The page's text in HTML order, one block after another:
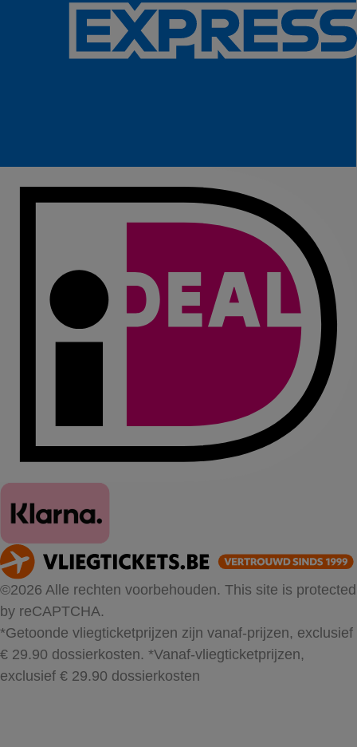
©2026 Alle rechten voorbehouden. This site is protected
by reCAPTCHA.
*Getoonde vliegticketprijzen zijn vanaf-prijzen, exclusief
€ 29.90 dossierkosten. *Vanaf-vliegticketprijzen,
exclusief € 29.90 dossierkosten